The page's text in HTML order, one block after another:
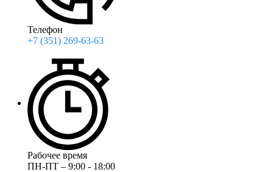
Телефон
+7 (351) 269-63-63
Рабочее время
ПН-ПТ – 9:00 - 18:00